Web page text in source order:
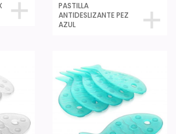
PASTILLA
ANTIDESLIZANTE PEZ
AZUL